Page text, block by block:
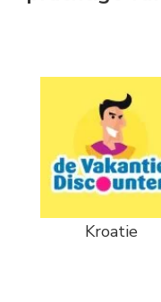
Kroatie